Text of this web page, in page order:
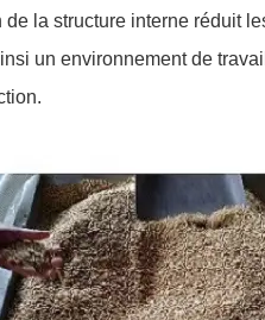
la structure interne réduit
un environnement de